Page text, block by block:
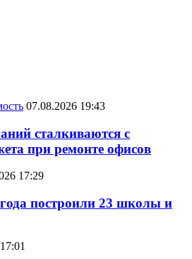
07.08.2026 19:43
сталкиваются с
при ремонте офисов
17:29
построили 23 школы и